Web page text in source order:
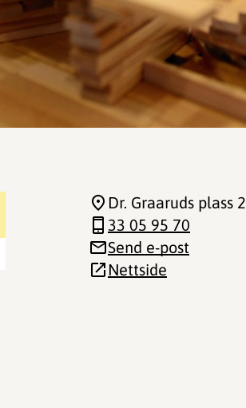
Dr. Graaruds plass 2
33 05 95 70
Send e-post
Nettside